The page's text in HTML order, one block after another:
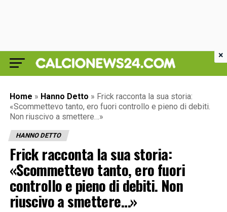
Home » Hanno Detto » Frick racconta la sua storia:
«Scommettevo tanto, ero fuori controllo e pieno di debiti.
Non riuscivo a smettere…»
HANNO DETTO
Frick racconta la sua storia:
«Scommettevo tanto, ero fuori
controllo e pieno di debiti. Non
riuscivo a smettere…»
×